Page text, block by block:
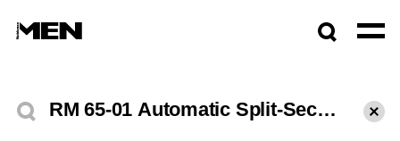
검색결과
초기